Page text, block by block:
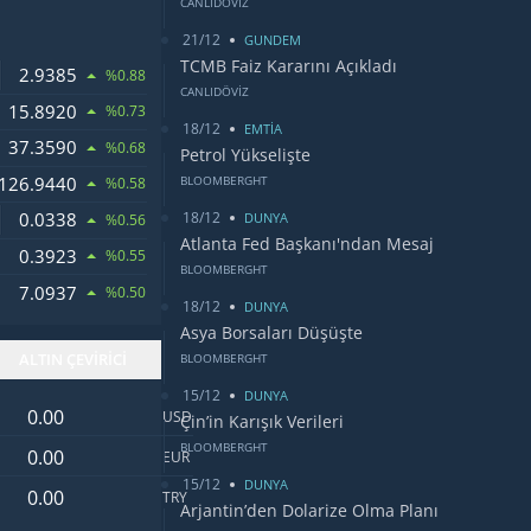
2.9385 %0.88
15.8920 %0.73
37.3590 %0.68
126.9440 %0.58
0.0338 %0.56
0.3923 %0.55
7.0937 %0.50
Dolar değeri USD
Euro değeri EUR
Türk Lirası değeri
TRY
21/12 GUNDEM
TCMB Faiz Kararını Açıkladı
CANLIDÖVİZ
18/12 EMTİA
Petrol Yükselişte
BLOOMBERGHT
18/12 DUNYA
Atlanta Fed Başkanı'ndan Mesaj
BLOOMBERGHT
18/12 DUNYA
Asya Borsaları Düşüşte
BLOOMBERGHT
15/12 DUNYA
Çin’in Karışık Verileri
BLOOMBERGHT
15/12 DUNYA
Arjantin’den Dolarize Olma Planı